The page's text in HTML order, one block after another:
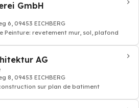
GmbH
6, 09453 EICHBERG
Peinture: revetement mur, sol, plafond
AG
8, 09453 EICHBERG
sur plan de batiment